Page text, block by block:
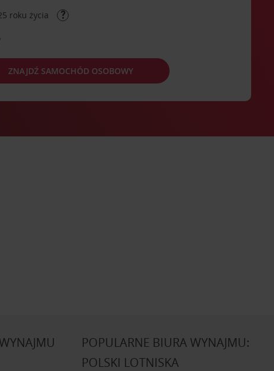
roku życia
ZNAJDŹ SAMOCHÓD OSOBOWY
POPULARNE BIURA WYNAJMU:
POLSKI LOTNISKA